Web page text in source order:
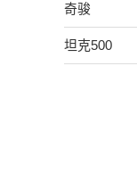
奇骏
坦克500